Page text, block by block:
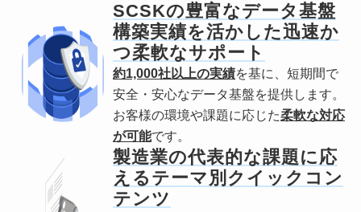
SCSKの豊富なデータ基盤
構築実績を活かした迅速か
つ柔軟なサポート
約1,000社以上の実績を基に、短期間で
安全・安心なデータ基盤を提供します。
お客様の環境や課題に応じた柔軟な対応
が可能です。
製造業の代表的な課題に応
えるテーマ別クイックコン
テンツ